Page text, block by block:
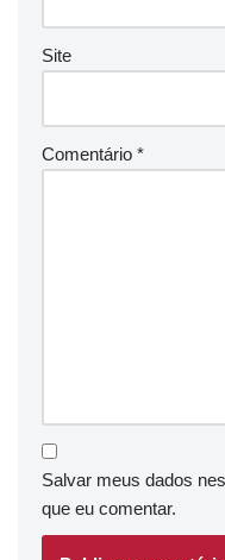
Site
Comentário *
Salvar meus dados
que eu comentar.